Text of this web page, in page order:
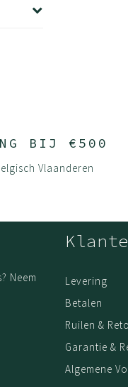
BIJ €500
Vlaanderen
Neem
Levering
Betalen
Ruilen &
Garantie &
Algemene